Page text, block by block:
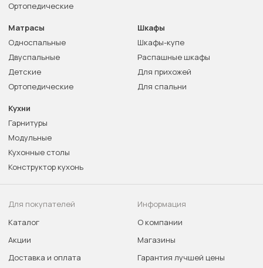
Ортопедические
Матрасы
Односпальные
Двуспальные
Детские
Ортопедические
Шкафы
Шкафы-купе
Распашные шкафы
Для прихожей
Для спальни
Кухни
Гарнитуры
Модульные
Кухонные столы
Конструктор кухонь
Для покупателей
Каталог
Акции
Доставка и оплата
Информация
О компании
Магазины
Гарантия лучшей цены